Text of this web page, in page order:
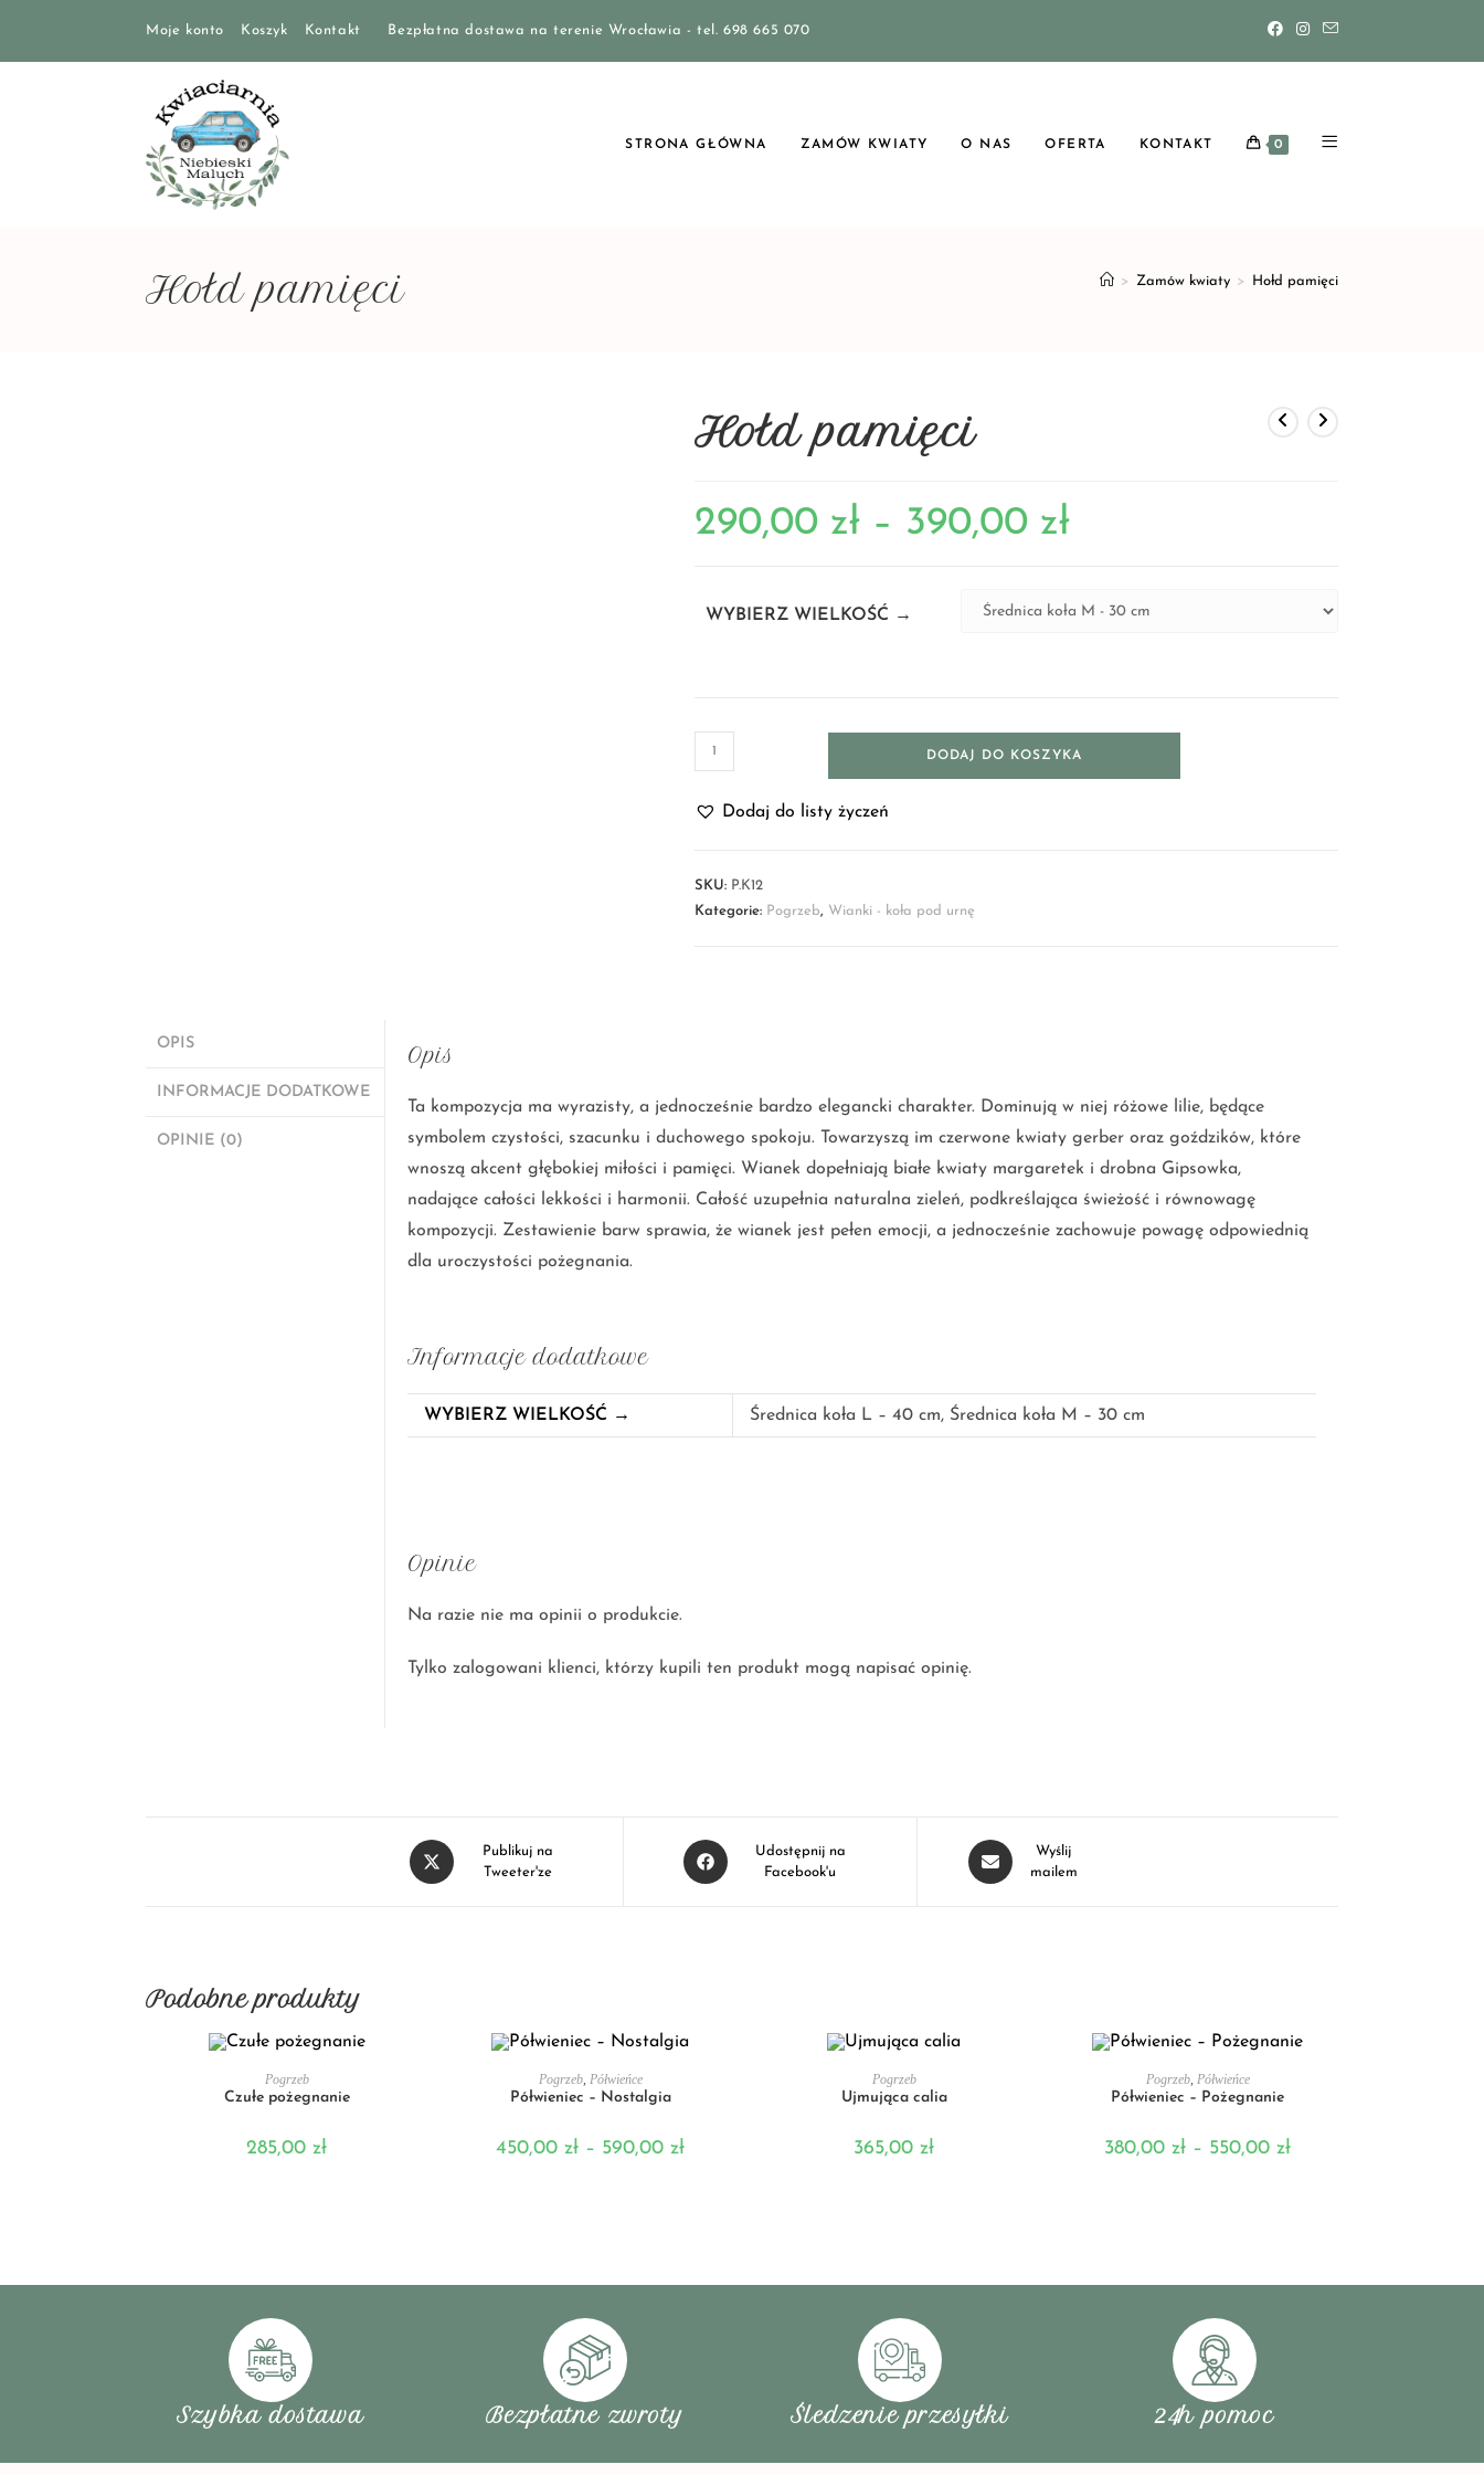
Moje konto Koszyk Kontakt Bezpłatna dostawa na terenie Wrocławia - tel. 698 665 070
STRONA GŁÓWNA ZAMÓW KWIATY O NAS OFERTA KONTAKT 0
Hołd pamięci > Zamów kwiaty > Hołd pamięci
Hołd pamięci
290,00 zł – 390,00 zł
WYBIERZ WIELKOŚĆ →
DODAJ DO KOSZYKA
Dodaj do listy życzeń
SKU: P.K12
Kategorie: Pogrzeb, Wianki - koła pod urnę
OPIS
INFORMACJE DODATKOWE
OPINIE (0)
Opis
Ta kompozycja ma wyrazisty, a jednocześnie bardzo elegancki charakter. Dominują w niej różowe lilie, będące
symbolem czystości, szacunku i duchowego spokoju. Towarzyszą im czerwone kwiaty gerber oraz goździków, które
wnoszą akcent głębokiej miłości i pamięci. Wianek dopełniają białe kwiaty margaretek i drobna Gipsowka,
nadające całości lekkości i harmonii. Całość uzupełnia naturalna zieleń, podkreślająca świeżość i równowagę
kompozycji. Zestawienie barw sprawia, że wianek jest pełen emocji, a jednocześnie zachowuje powagę odpowiednią
dla uroczystości pożegnania.
Informacje dodatkowe
WYBIERZ WIELKOŚĆ → Średnica koła L – 40 cm, Średnica koła M – 30 cm
Opinie
Na razie nie ma opinii o produkcie.
Tylko zalogowani klienci, którzy kupili ten produkt mogą napisać opinię.
Publikuj na
Tweeter'ze
Udostępnij na
Facebook'u
Wyślij
mailem
Podobne produkty
DODAJ DO KOSZYKA
Pogrzeb
Czułe pożegnanie
285,00 zł
WYBIERZ OPCJE
Pogrzeb, Półwieńce
Półwieniec – Nostalgia
450,00 zł – 590,00 zł
DODAJ DO KOSZYKA
Pogrzeb
Ujmująca calia
365,00 zł
WYBIERZ OPCJE
Pogrzeb, Półwieńce
Półwieniec – Pożegnanie
380,00 zł – 550,00 zł
Szybka dostawa Bezpłatne zwroty Śledzenie przesyłki 24h pomoc